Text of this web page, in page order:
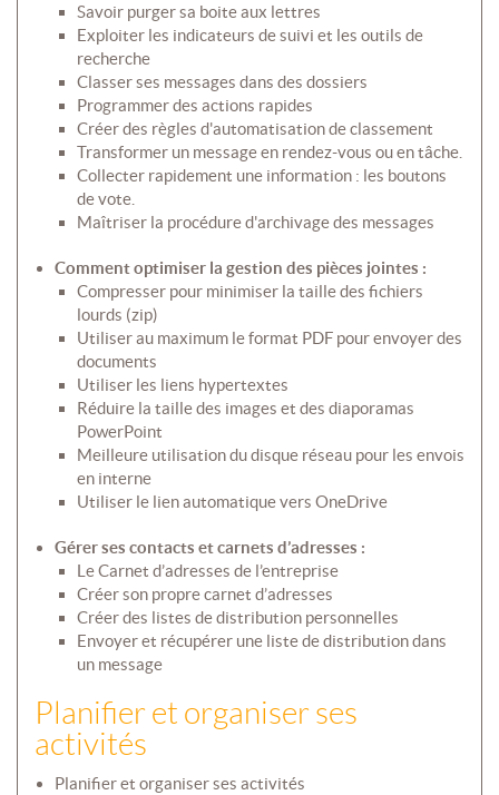
Savoir purger sa boite aux lettres
Exploiter les indicateurs de suivi et les outils de
recherche
Classer ses messages dans des dossiers
Programmer des actions rapides
Créer des règles d'automatisation de classement
Transformer un message en rendez-vous ou en tâche.
Collecter rapidement une information : les boutons
de vote.
Maîtriser la procédure d'archivage des messages
Comment optimiser la gestion des pièces jointes :
Compresser pour minimiser la taille des fichiers
lourds (zip)
Utiliser au maximum le format PDF pour envoyer des
documents
Utiliser les liens hypertextes
Réduire la taille des images et des diaporamas
PowerPoint
Meilleure utilisation du disque réseau pour les envois
en interne
Utiliser le lien automatique vers OneDrive
Gérer ses contacts et carnets d’adresses :
Le Carnet d’adresses de l’entreprise
Créer son propre carnet d’adresses
Créer des listes de distribution personnelles
Envoyer et récupérer une liste de distribution dans
un message
Planifier et organiser ses
activités
Planifier et organiser ses activités